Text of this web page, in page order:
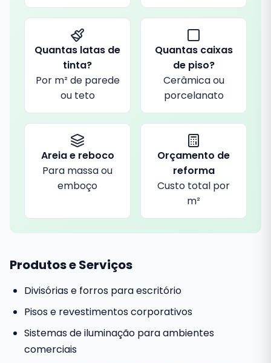
Quantas latas de
tinta?
Por m² de parede
ou teto
Quantas caixas
de piso?
Cerâmica ou
porcelanato
Areia e reboco
Para massa ou
emboço
Orçamento de
reforma
Custo total por
m²
Produtos e Serviços
Divisórias e forros para escritório
Pisos e revestimentos corporativos
Sistemas de iluminação para ambientes
comerciais